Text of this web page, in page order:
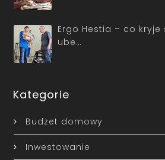
Ergo Hestia – co
ube…
Kategorie
Budżet domowy
Inwestowanie